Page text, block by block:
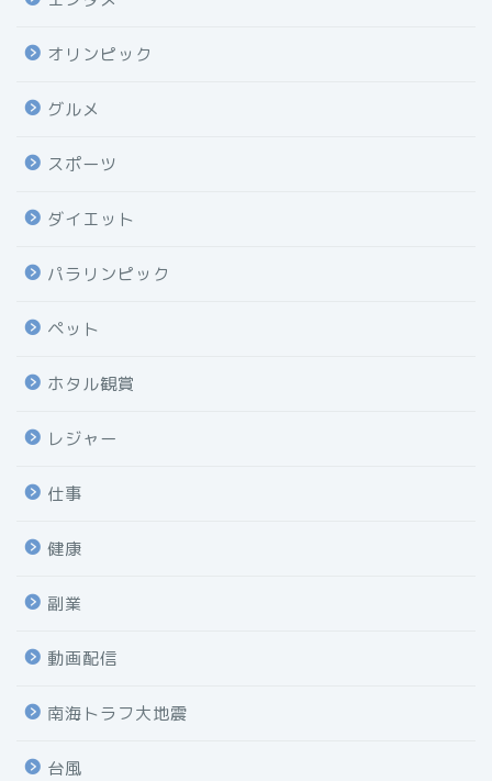
オリンピック
グルメ
スポーツ
ダイエット
パラリンピック
ペット
ホタル観賞
レジャー
仕事
健康
副業
動画配信
南海トラフ大地震
台風